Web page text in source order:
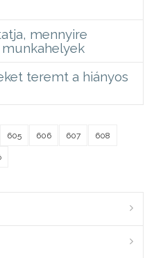
mennyire
teremt a hiányos
605 606 607 608